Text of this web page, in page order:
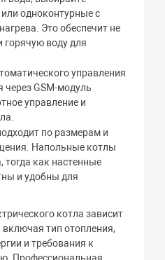
одноконтурные с
Это обеспечит не
горячую воду для
управления
через GSM-модуль
управление и
по размерам и
Напольные котлы
тогда как настенные
и удобны для
котла зависит
тип отопления,
и требования к